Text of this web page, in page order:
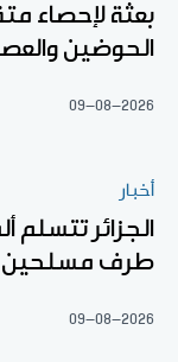
بعثة لإحصاء
الحوضين
09-08-2026
أخبار
الجزائر تتسلم
طرف مسلحين
09-08-2026